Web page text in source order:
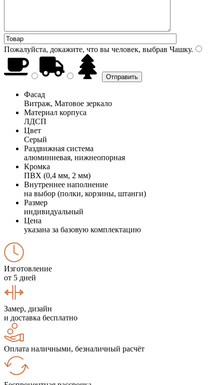
Пожалуйста, докажите, что вы человек, выбрав Чашку.
Фасад
Витраж, Матовое зеркало
Материал корпуса
ЛДСП
Цвет
Серый
Раздвижная система
алюминиевая, нижнеопорная
Кромка
ПВХ (0,4 мм, 2 мм)
Внутреннее наполнение
на выбор (полки, корзины, штанги)
Размер
индивидуальный
Цена
указана за базовую комплектацию
Изготовление
от 5 дней
Замер, дизайн
и доставка бесплатно
Оплата наличными, безналичный расчёт